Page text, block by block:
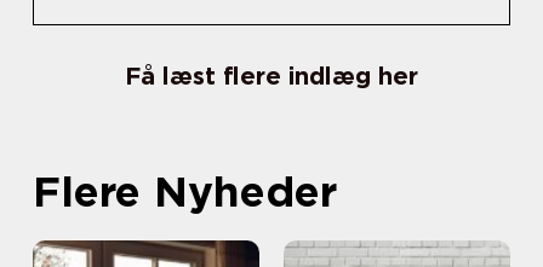
Få læst flere indlæg her
Flere Nyheder